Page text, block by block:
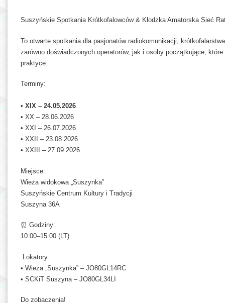
Suszyńskie Spotkania Krótkofalowców & Kłodzka Amatorska Sieć
To otwarte spotkania dla pasjonatów radiokomunikacji,
zarówno doświadczonych operatorów, jak i osoby początkujące,
praktyce.
Terminy:
• XIX – 24.05.2026
• XX – 28.06.2026
• XXI – 26.07.2026
• XXII – 23.08.2026
• XXIII – 27.09.2026
Miejsce:
Wieża widokowa „Suszynka”
Suszyńskie Centrum Kultury i Tradycji
Suszyna 36A
⏰ Godziny:
10:00–15:00 (LT)
Lokatory:
• Wieża „Suszynka” – JO80GL14RC
• SCKiT Suszyna – JO80GL34LI
Do zobaczenia!